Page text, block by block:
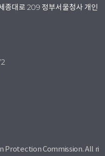
종대로 209 정부서울청사 개인
Commission. All ri